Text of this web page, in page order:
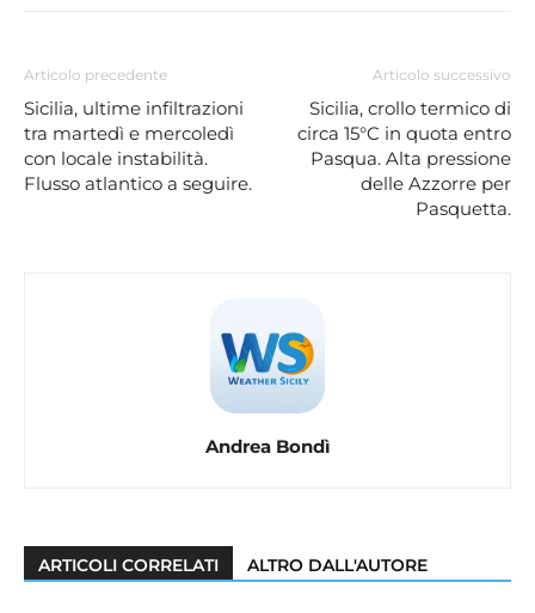
Articolo precedente
Sicilia, ultime infiltrazioni
tra martedì e mercoledì
con locale instabilità.
Flusso atlantico a seguire.
Articolo successivo
Sicilia, crollo termico di
circa 15°C in quota entro
Pasqua. Alta pressione
delle Azzorre per
Pasquetta.
Andrea Bondì
ARTICOLI CORRELATI ALTRO DALL'AUTORE